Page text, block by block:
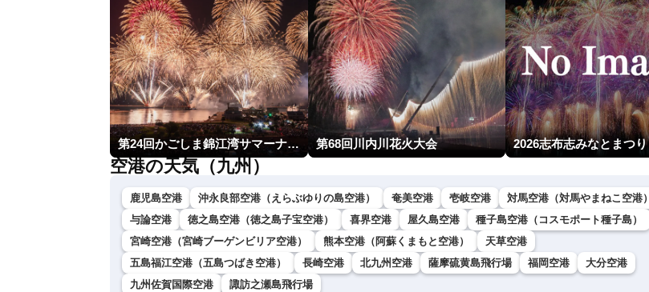
第24回かごしま錦江湾サマーナイト大花火大会 第68回川内川花火大会 2026志布志みなとまつり
空港の天気（九州）
鹿児島空港 沖永良部空港（えらぶゆりの島空港） 奄美空港 壱岐空港
対馬空港（対馬やまねこ空港）
与論空港
徳之島空港（徳之島子宝空港） 喜界空港 屋久島空港
種子島空港（コスモポート種子島）
宮崎空港（宮崎ブーゲンビリア空港）
熊本空港（阿蘇くまもと空港）
天草空港
五島福江空港（五島つばき空港）
長崎空港 北九州空港 薩摩硫黄島飛行場 福岡空港
大分空港
九州佐賀国際空港
諏訪之瀬島飛行場